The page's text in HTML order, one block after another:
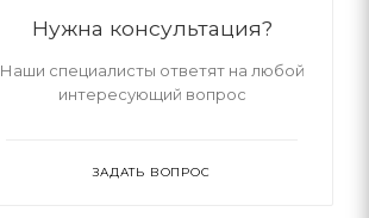
Нужна консультация?
Наши специалисты ответят на любой
интересующий вопрос
ЗАДАТЬ ВОПРОС